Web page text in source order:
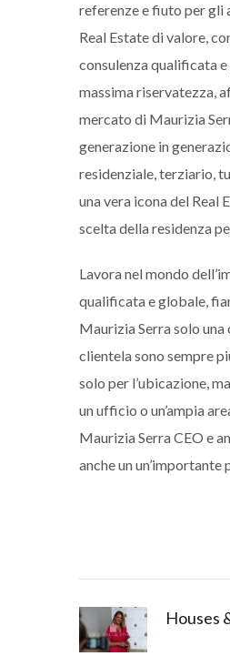
referenze e fiuto per gli
Real Estate di valore,
consulenza qualificata
massima riservatezza,
mercato di Maurizia
generazione in
residenziale, terziario,
una vera icona del Real
scelta della residenza
Lavora nel mondo
qualificata e globale,
Maurizia Serra solo
clientela sono sempre
solo per l’ubicazione,
un ufficio o un’ampia
Maurizia Serra CEO e
anche un
Houses